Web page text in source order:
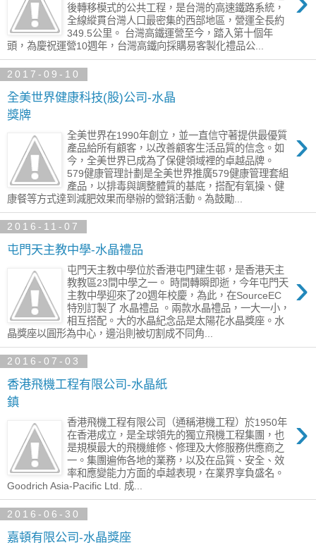
後轉移模式的公共工程，是台灣的高速鐵路系統，
全線縱貫台灣人口最密集的西部地區，營運全長約
349.5公里。 台灣高鐵運營至今，踏入第十個年
頭，為慶祝運營10週年，台灣高鐵向採購易客製化禮品公...
2017-09-10
全美世界健康科技(股)公司-水晶
獎牌
›
全美世界在1990年創立，並一直信守著提供最優質
產品給所有顧客，以改善顧客生活品質的信念。如
今，全美世界已成為了保健領域裡的卓越品牌。
579健康管理計劃是全美世界推廣579健康管理套組
產品，以排毒與調整體質的基底，搭配有氧操、健
康餐等方式達到減肥效果而舉辦的營銷活動。為鼓勵...
2016-11-07
屯門天主教中學-水晶禮品
›
屯門天主教中學位於香港屯門建生邨，是香港天主
教教區23間中學之一。 時間轉瞬即逝，今年屯門天
主教中學迎來了20週年校慶，為此，在SourceEC
特別訂製了 水晶禮品 。兩款水晶禮品，一大一小，
相互搭配。大的水晶紀念品是太陽花水晶獎座。水
晶獎座以圓形為中心，邊沿則被切割成不同角...
2016-07-03
香港飛機工程有限公司-水晶紙
鎮
›
香港飛機工程有限公司（通稱港機工程）於1950年
在香港成立，是全球領先的獨立飛機工程集團，也
是規模最大的飛機維修、修理及大修服務供應商之
一。集團遍佈各地的業務，以及在品質、安全、效
率和應變能力方面的卓越表現，在業界享負盛名。
Goodrich Asia-Pacific Ltd. 成...
2016-06-30
嘉頓有限公司-水晶獎座